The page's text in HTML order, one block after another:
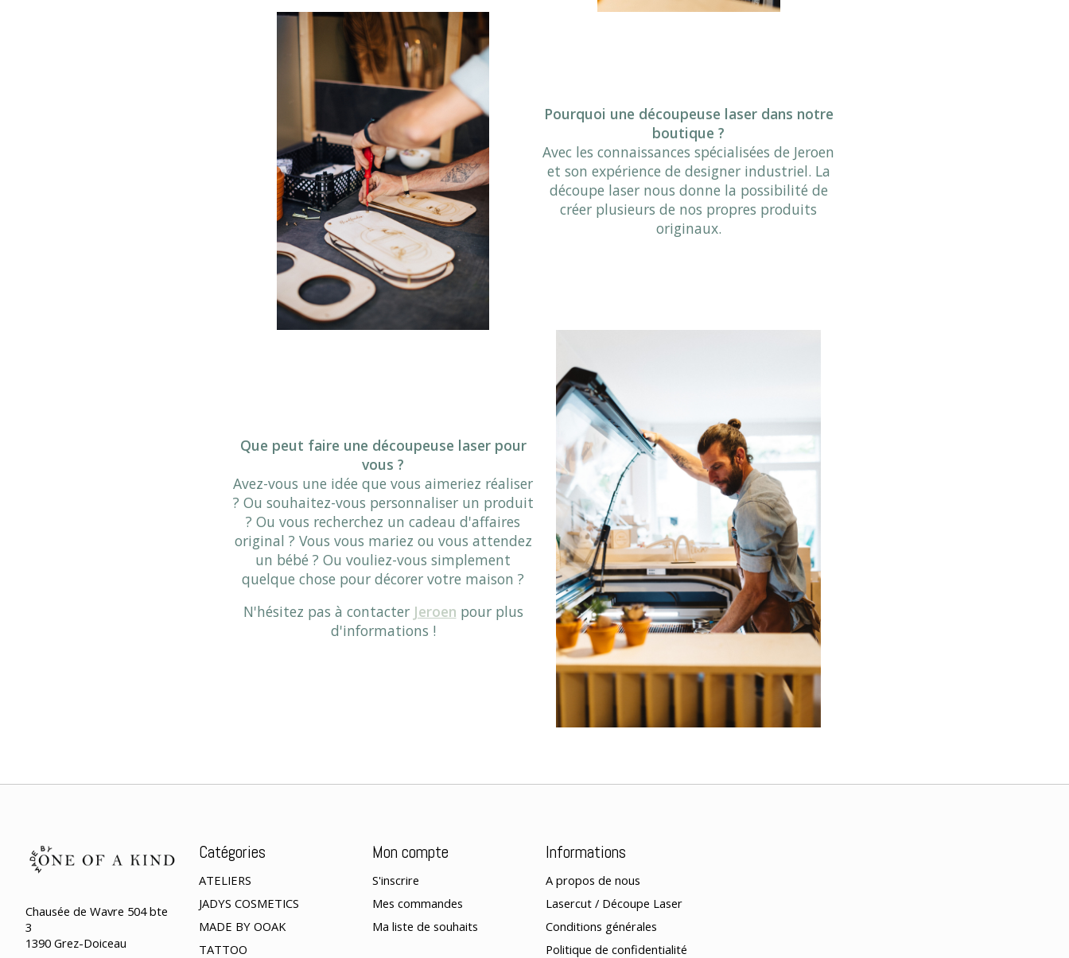
Pourquoi une découpeuse laser dans notre
boutique ?
Avec les connaissances spécialisées de Jeroen
et son expérience de designer industriel. La
découpe laser nous donne la possibilité de
créer plusieurs de nos propres produits
originaux.
Que peut faire une découpeuse laser pour
vous ?
Avez-vous une idée que vous aimeriez réaliser
? Ou souhaitez-vous personnaliser un produit
? Ou vous recherchez un cadeau d'affaires
original ? Vous vous mariez ou vous attendez
un bébé ? Ou vouliez-vous simplement
quelque chose pour décorer votre maison ?
N'hésitez pas à contacter Jeroen pour plus
d'informations !
Chausée de Wavre 504 bte
3
1390 Grez-Doiceau
Catégories
ATELIERS
JADYS COSMETICS
MADE BY OOAK
TATTOO
Mon compte
S'inscrire
Mes commandes
Ma liste de souhaits
Informations
A propos de nous
Lasercut / Découpe Laser
Conditions générales
Politique de confidentialité